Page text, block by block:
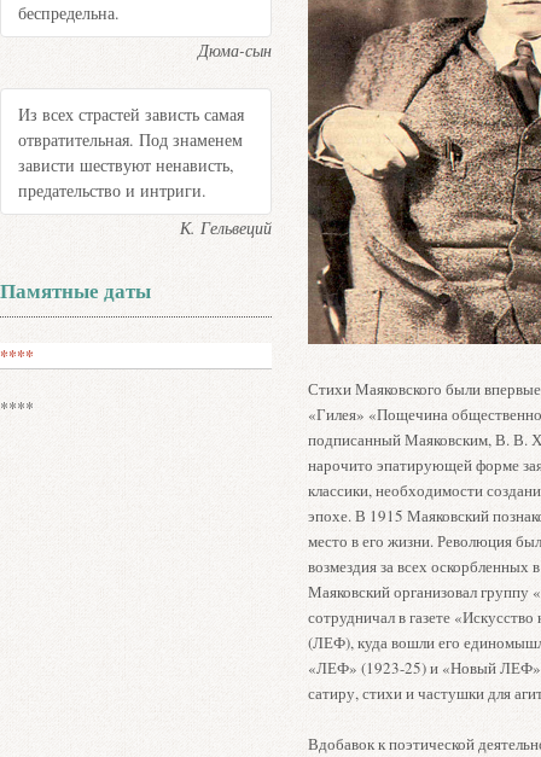
Стихи Маяковского были
«Гилея» «Пощечина
подписанный Маяковским, В. В.
нарочито эпатирующей форме
классики, необходимости
эпохе. В 1915 Маяковский
место в его жизни. Революция
возмездия за всех
Маяковский организовал
сотрудничал в газете
(ЛЕФ), куда вошли его
«ЛЕФ» (1923-25) и «Новый ЛЕФ»
сатиру, стихи и частушки для
Вдобавок к поэтической
беспредельна.
Дюма-сын
Из всех страстей зависть самая
отвратительная. Под знаменем
зависти шествуют ненависть,
предательство и интриги.
К. Гельвеций
Памятные даты
****
****